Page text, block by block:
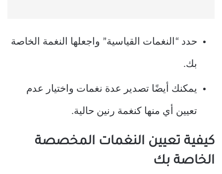
حدد “النغمات القياسية” واجعلها النغمة الخاصة
بك.
يمكنك أيضًا تصدير عدة نغمات واختيار عدم
تعيين أي منها كنغمة رنين حالية.
كيفية تعيين النغمات المخصصة
الخاصة بك